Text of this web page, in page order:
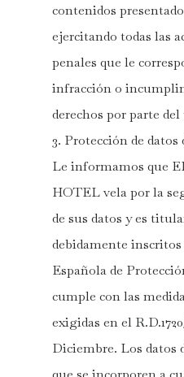
contenidos
ejercitando todas las
penales que le
infracción o
derechos por parte
3. Protección de datos
Le informamos que
HOTEL vela por la
de sus datos y es
debidamente
Española de
cumple con las
exigidas en el
Diciembre. Los datos